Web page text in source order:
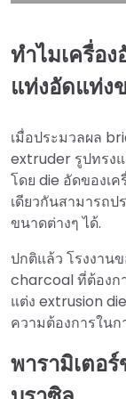
ทำไมเครื่อ
แท่งอัดแท่ง
เมื่อประมวลผล
extruder รูปทรง
โดย die อัดของเค
เดียวกันสามารถ
ขนาดต่างๆ ได้.
ปกติแล้ว โรงงาน
charcoal ที่ต้องก
แต่ง extrusion
ความต้องการใน
พารามิเตอ